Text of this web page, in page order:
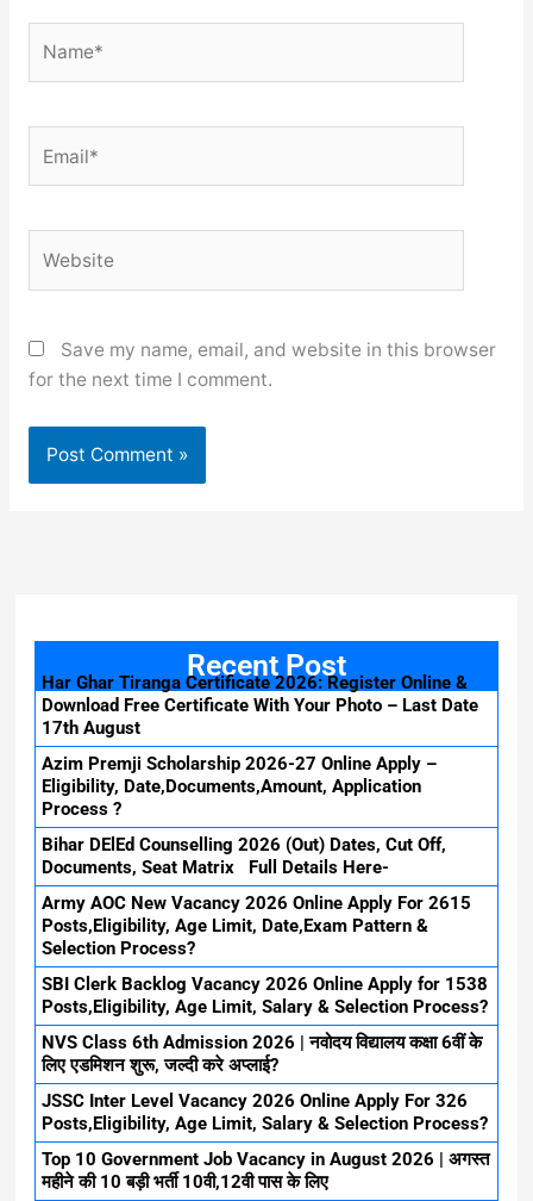
Save my name, email, and website in this browser
for the next time I comment.
Recent Post
Har Ghar Tiranga Certificate 2026: Register Online &
Download Free Certificate With Your Photo – Last Date
17th August
Azim Premji Scholarship 2026-27 Online Apply –
Eligibility, Date,Documents,Amount, Application
Process ?
Bihar DElEd Counselling 2026 (Out) Dates, Cut Off,
Documents, Seat Matrix Full Details Here-
Army AOC New Vacancy 2026 Online Apply For 2615
Posts,Eligibility, Age Limit, Date,Exam Pattern &
Selection Process?
SBI Clerk Backlog Vacancy 2026 Online Apply for 1538
Posts,Eligibility, Age Limit, Salary & Selection Process?
NVS Class 6th Admission 2026 | नवोदय विद्यालय कक्षा 6वीं के
लिए एडमिशन शुरू, जल्दी करे अप्लाई?
JSSC Inter Level Vacancy 2026 Online Apply For 326
Posts,Eligibility, Age Limit, Salary & Selection Process?
Top 10 Government Job Vacancy in August 2026 | अगस्त
महीने की 10 बड़ी भर्ती 10वी,12वी पास के लिए